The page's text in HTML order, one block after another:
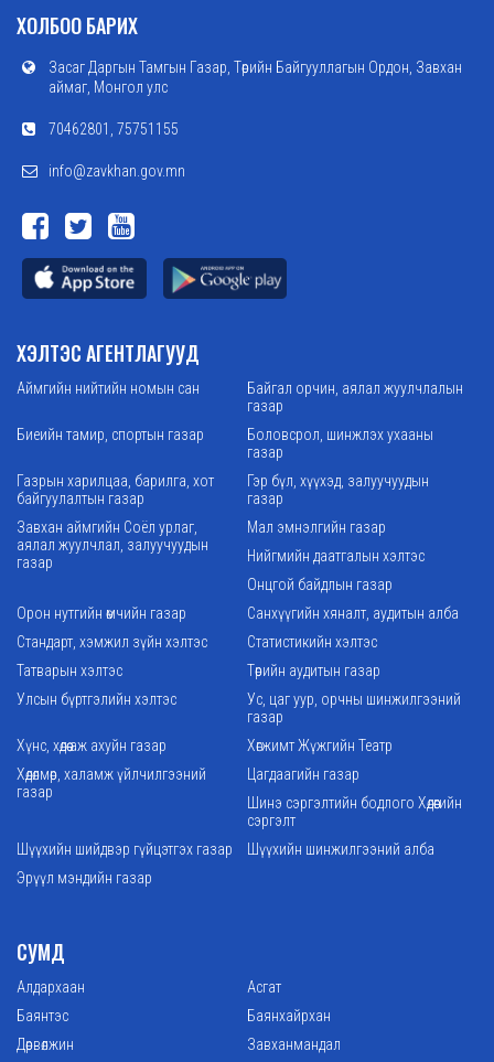
ХОЛБОО БАРИХ
Засаг Даргын Тамгын Газар, Төрийн Байгууллагын Ордон, Завхан
аймаг, Монгол улс
70462801, 75751155
info@zavkhan.gov.mn
ХЭЛТЭС АГЕНТЛАГУУД
Аймгийн нийтийн номын сан
Байгал орчин, аялал жуулчлалын
газар
Биеийн тамир, спортын газар
Боловсрол, шинжлэх ухааны
газар
Газрын харилцаа, барилга, хот
байгуулалтын газар
Гэр бүл, хүүхэд, залуучуудын
газар
Завхан аймгийн Соёл урлаг,
аялал жуулчлал, залуучуудын
газар
Мал эмнэлгийн газар
Нийгмийн даатгалын хэлтэс
Онцгой байдлын газар
Орон нутгийн өмчийн газар
Санхүүгийн хяналт, аудитын алба
Стандарт, хэмжил зүйн хэлтэс
Статистикийн хэлтэс
Татварын хэлтэс
Төрийн аудитын газар
Улсын бүртгэлийн хэлтэс
Ус, цаг уур, орчны шинжилгээний
газар
Хүнс, хөдөө аж ахуйн газар
Хөгжимт Жүжгийн Театр
Хөдөлмөр, халамж үйлчилгээний
газар
Цагдаагийн газар
Шинэ сэргэлтийн бодлого Хөдөөгийн
сэргэлт
Шүүхийн шийдвэр гүйцэтгэх газар
Шүүхийн шинжилгээний алба
Эрүүл мэндийн газар
СУМД
Алдархаан
Асгат
Баянтэс
Баянхайрхан
Дөрвөлжин
Завханмандал